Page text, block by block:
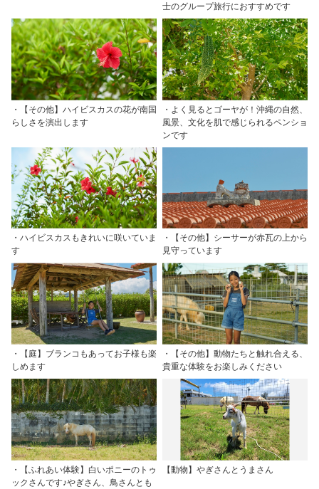
士のグループ旅行におすすめです
・【その他】ハイビスカスの花が南国
らしさを演出します
・よく見るとゴーヤが！沖縄の自然、
風景、文化を肌で感じられるペンショ
ンです
・ハイビスカスもきれいに咲いていま
す
・【その他】シーサーが赤瓦の上から
見守っています
・【庭】ブランコもあってお子様も楽
しめます
・【その他】動物たちと触れ合える、
貴重な体験をお楽しみください
・【ふれあい体験】白いポニーのトゥ
ックさんです♪やぎさん、鳥さんとも
【動物】やぎさんとうまさん